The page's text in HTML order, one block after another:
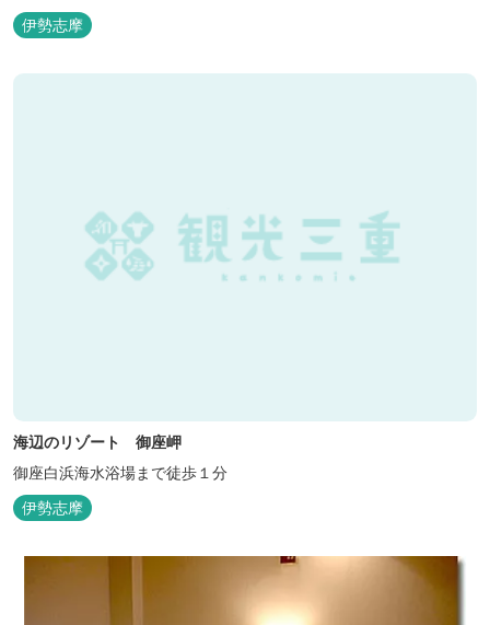
伊勢志摩
海辺のリゾート 御座岬
御座白浜海水浴場まで徒歩１分
伊勢志摩